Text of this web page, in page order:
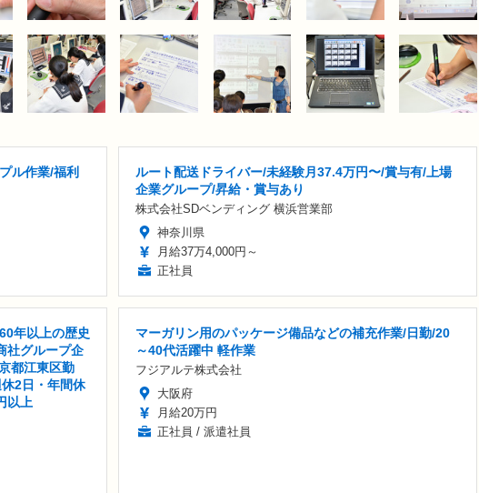
ル作業/福利
ルート配送ドライバー/未経験月37.4万円〜/賞与有/上場
企業グループ/昇給・賞与あり
株式会社SDベンディング 横浜営業部
神奈川県
月給37万4,000円～
正社員
年以上の歴史
社グループ企
都江東区勤
2日・年間休
以上
マーガリン用のパッケージ備品などの補充作業/日勤/20
～40代活躍中 軽作業
フジアルテ株式会社
大阪府
月給20万円
正社員 / 派遣社員